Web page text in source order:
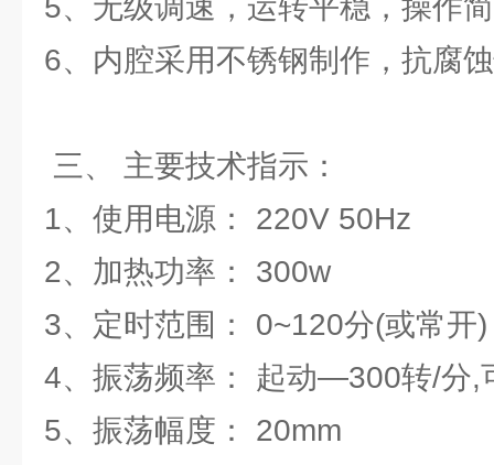
5、无级调速，运转平稳，操作
6、内腔采用不锈钢制作，抗腐
三、 主要技术指示：
1、使用电源： 220V 50Hz
2、加热功率： 300w
3、定时范围： 0~120分(或常开)
4、振荡频率： 起动—300转/分,
5、振荡幅度： 20mm